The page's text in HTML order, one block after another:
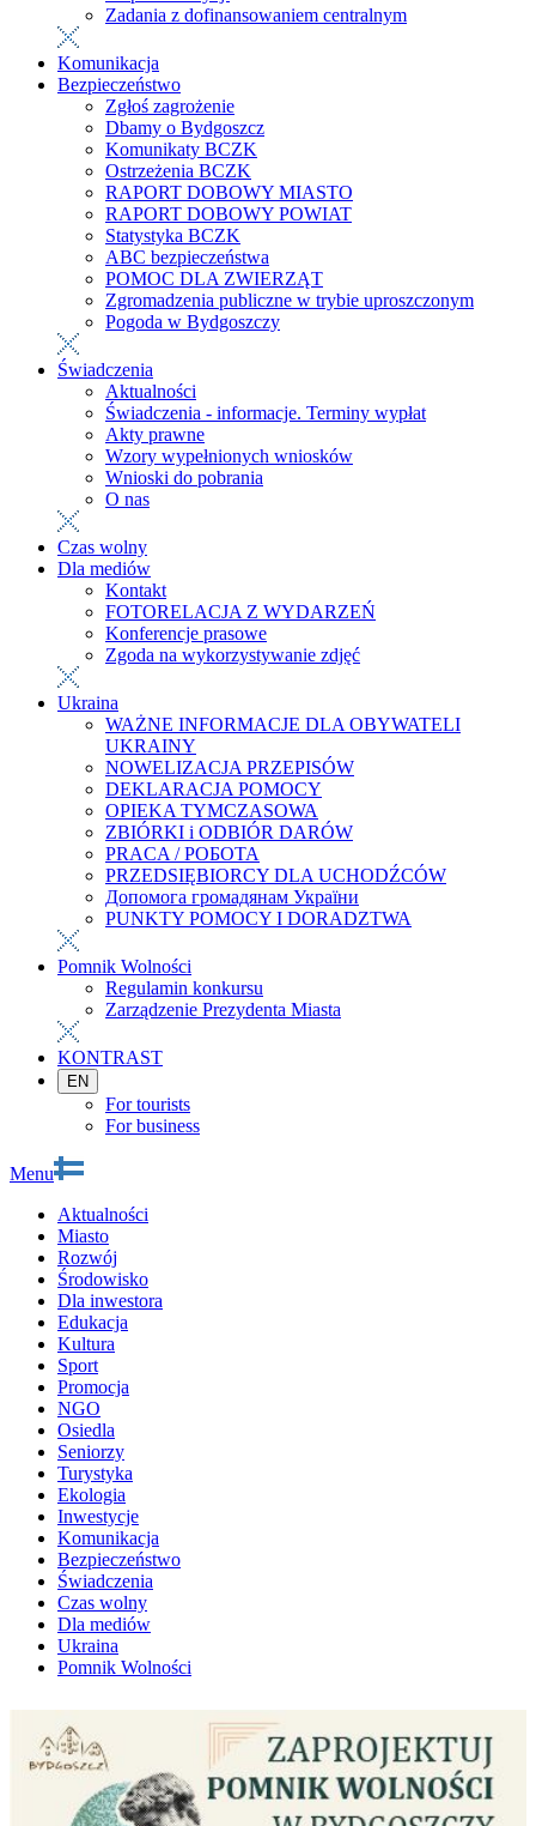
Zadania z dofinansowaniem centralnym
Komunikacja
Bezpieczeństwo
Zgłoś zagrożenie
Dbamy o Bydgoszcz
Komunikaty BCZK
Ostrzeżenia BCZK
RAPORT DOBOWY MIASTO
RAPORT DOBOWY POWIAT
Statystyka BCZK
ABC bezpieczeństwa
POMOC DLA ZWIERZĄT
Zgromadzenia publiczne w trybie uproszczonym
Pogoda w Bydgoszczy
Świadczenia
Aktualności
Świadczenia - informacje. Terminy wypłat
Akty prawne
Wzory wypełnionych wniosków
Wnioski do pobrania
O nas
Czas wolny
Dla mediów
Kontakt
FOTORELACJA Z WYDARZEŃ
Konferencje prasowe
Zgoda na wykorzystywanie zdjęć
Ukraina
WAŻNE INFORMACJE DLA OBYWATELI
UKRAINY
NOWELIZACJA PRZEPISÓW
DEKLARACJA POMOCY
OPIEKA TYMCZASOWA
ZBIÓRKI i ODBIÓR DARÓW
PRACA / РОБОТА
PRZEDSIĘBIORCY DLA UCHODŹCÓW
Допомога громадянам України
PUNKTY POMOCY I DORADZTWA
Pomnik Wolności
Regulamin konkursu
Zarządzenie Prezydenta Miasta
KONTRAST
EN
For tourists
For business
Menu
Aktualności
Miasto
Rozwój
Środowisko
Dla inwestora
Edukacja
Kultura
Sport
Promocja
NGO
Osiedla
Seniorzy
Turystyka
Ekologia
Inwestycje
Komunikacja
Bezpieczeństwo
Świadczenia
Czas wolny
Dla mediów
Ukraina
Pomnik Wolności